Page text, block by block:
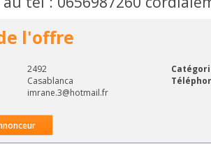
l'offre
2492
Casablanca
imrane.3@hotmail.fr